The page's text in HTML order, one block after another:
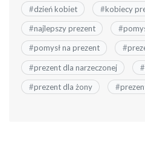
#dzień kobiet #kobiecy
#najlepszy prezent #
#pomysł na prezent #
#prezent dla narzeczonej #
#prezent dla żony #